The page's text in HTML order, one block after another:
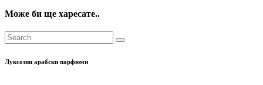
Може би ще харесате..
Луксозни арабски парфюми